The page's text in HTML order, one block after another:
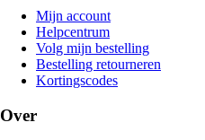
Mijn account
Helpcentrum
Volg mijn bestelling
Bestelling retourneren
Kortingscodes
Over